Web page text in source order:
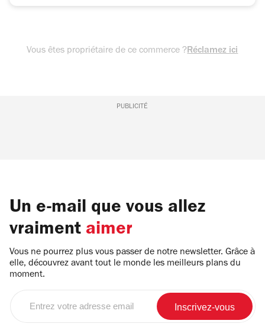
Vous êtes propriétaire de ce commerce ?Réclamez ici
PUBLICITÉ
Un e-mail que vous allez
vraiment aimer
Vous ne pourrez plus vous passer de notre newsletter. Grâce à
elle, découvrez avant tout le monde les meilleurs plans du
moment.